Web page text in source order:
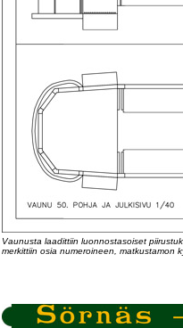
Vaunusta laadittiin luonnostasoiset
merkittiin osia numeroineen, matkustamon